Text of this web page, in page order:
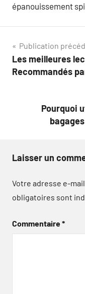
épanouissement
Navigation
de
Publication
Les meilleures
Recommandés
Pourquoi
Laisser un
Votre adresse e-
obligatoires sont
Commentaire*